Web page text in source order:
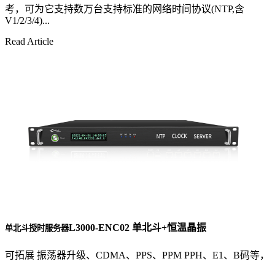
考，可为它支持数万台支持标准的网络时间协议(NTP,含
V1/2/3/4)...
Read Article
单北斗授时服务器L3000-ENC02 单北斗+恒温晶振
可拓展 振荡器升级、CDMA、PPS、PPM PPH、E1、B码等，